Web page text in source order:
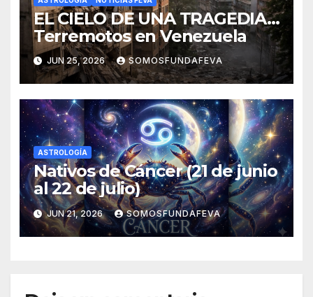
EL CIELO DE UNA TRAGEDIA…
Terremotos en Venezuela
JUN 25, 2026 SOMOSFUNDAFEVA
ASTROLOGÍA
Nativos de Cáncer (21 de junio
al 22 de julio)
JUN 21, 2026 SOMOSFUNDAFEVA